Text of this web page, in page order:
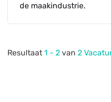
de maakindustrie.
Resultaat 1 - 2 van 2